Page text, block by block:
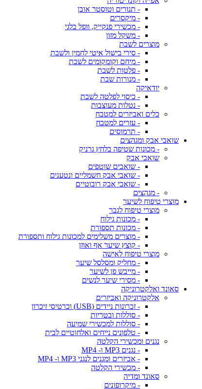
- תנורים וטוסטר אובן
- מיקסרים
- מכשירי פנקייק, וופל בלגי
- משקל מזון
מוצרים לשבת
- סירי בישול איטי לחמין ולשבת
- מיחם וקומקומים לשבת
- פלטות לשבת
- מנורות שבת
יודאיקה
- כיסוי לפלטה לשבת
- נטלות מעוצבות
כלים ואביזרים למטבח
- עזרים למטבח
- תרמוסים
שואבי אבק ומגהצים
- מכונות שטיפה בלחץ גרניק
שואבי אבק
- שואבים שוטפים
- שואבי אבק חשמליים ונטענים
- שואבי אבק רובוטיים
- מגהצים
מוצרי טיפוח לשיער
מוצרי טיפוח לגבר
- מכונות גילוח
- מכונות תספורת
- מוצרים משלימים למכונות גילוח ותספורת
- קוצץ שיער אף ואוזן
מוצרי טיפוח לאישה
- מחליק ומסלסל שיער
- מייבש פן לשיער
- מסירי שיער לנשים
סאונד ואלקטרוניקה
אלקטרוניקה ואביזרים
- זכרונות ניידים (USB) וכרטיסי זיכרון
- סוללות ובטריות
- סוללות למכשירי שמיעה
- טלפונים נייחים ואלחוטיים לבית
נגנים ומכשירי הקלטה
- נגנים MP3 ו- MP4
- אביזרים ומגנים לנגני MP3 ו- MP4
- מכשירי הקלטה
סאונד ומדיה
- מיקרופונים